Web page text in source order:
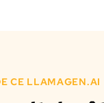
CE LLAMAGEN.AI